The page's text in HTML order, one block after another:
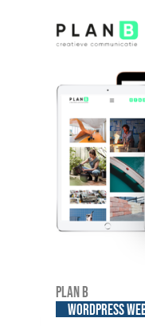
Plan B
WordPress